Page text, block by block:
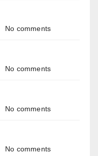
No comments
No comments
No comments
No comments